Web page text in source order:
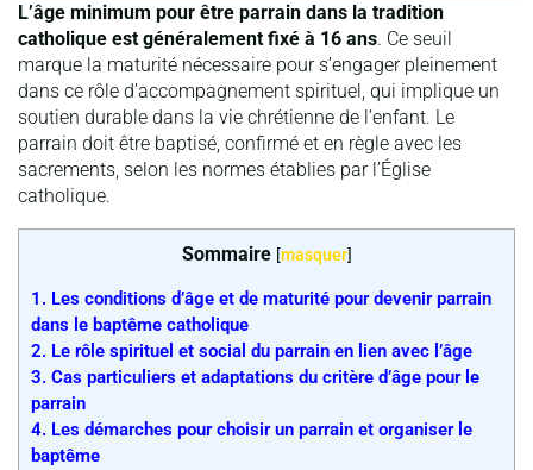
L’âge minimum pour être parrain dans la tradition
catholique est généralement fixé à 16 ans. Ce seuil
marque la maturité nécessaire pour s’engager pleinement
dans ce rôle d’accompagnement spirituel, qui implique un
soutien durable dans la vie chrétienne de l’enfant. Le
parrain doit être baptisé, confirmé et en règle avec les
sacrements, selon les normes établies par l’Église
catholique.
Sommaire [masquer]
1. Les conditions d’âge et de maturité pour devenir parrain
dans le baptême catholique
2. Le rôle spirituel et social du parrain en lien avec l’âge
3. Cas particuliers et adaptations du critère d’âge pour le
parrain
4. Les démarches pour choisir un parrain et organiser le
baptême